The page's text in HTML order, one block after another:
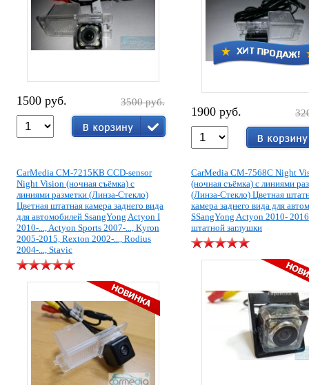
1500 руб. 3500 руб.
1900 руб.
CarMedia CM-7215KB CCD-sensor
Night Vision (ночная съёмка) с
линиями разметки (Линза-Стекло)
Цветная штатная камера заднего вида
для автомобилей SsangYong Actyon I
2010-..., Actyon Sports 2007-..., Kyron
2005-2015, Rexton 2002-..., Rodius
2004-..., Stavic
CarMedia CM-7568C Night
(ночная съёмка) с линиями
(Линза-Стекло) Цветная
камера заднего вида для
SSangYong Actyon 2010-
штатной заглушки